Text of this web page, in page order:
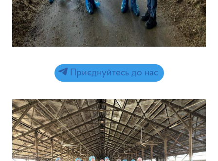
Приєднуйтесь до нас